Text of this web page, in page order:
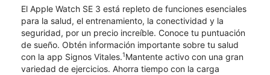
El Apple Watch SE 3 está repleto de funciones esenciales
para la salud, el entrenamiento, la conectividad y la
seguridad, por un precio increíble. Conoce tu puntuación
de sueño. Obtén información importante sobre tu salud
con la app Signos Vitales.1Mantente activo con una gran
variedad de ejercicios. Ahorra tiempo con la carga